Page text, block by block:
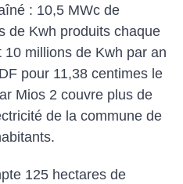
: 10,5 MWc de
de Kwh produits chaque
millions de Kwh par an
pour 11,38 centimes le
Mios 2 couvre plus de
de la commune de
125 hectares de